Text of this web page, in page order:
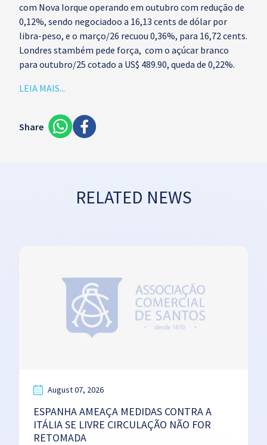
com Nova Iorque operando em outubro com redução de
0,12%, sendo negociadoo a 16,13 cents de dólar por
libra-peso, e o março/26 recuou 0,36%, para 16,72 cents.
Londres stambém pede força, com o açúcar branco
para outubro/25 cotado a US$ 489.90, queda de 0,22%.
LEIA MAIS...
Share
RELATED NEWS
August 07, 2026
ESPANHA AMEAÇA MEDIDAS CONTRA A
ITÁLIA SE LIVRE CIRCULAÇÃO NÃO FOR
RETOMADA